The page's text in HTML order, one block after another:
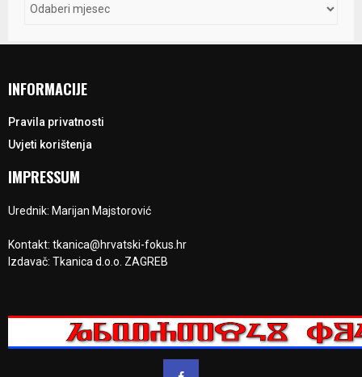
INFORMACIJE
Pravila privatnosti
Uvjeti korištenja
IMPRESSUM
Urednik: Marijan Majstorović
Kontakt: tkanica@hrvatski-fokus.hr
Izdavač: Tkanica d.o.o. ZAGREB